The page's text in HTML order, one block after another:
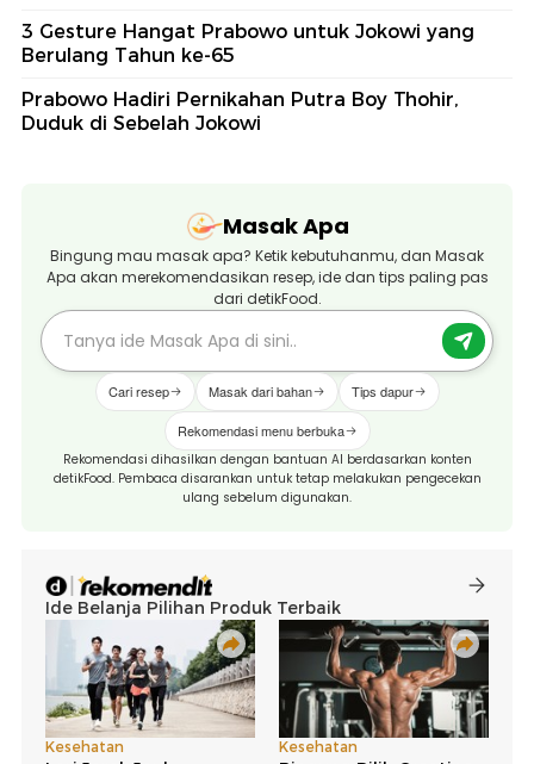
3 Gesture Hangat Prabowo untuk Jokowi yang
Berulang Tahun ke-65
Prabowo Hadiri Pernikahan Putra Boy Thohir,
Duduk di Sebelah Jokowi
Masak Apa
Bingung mau masak apa? Ketik kebutuhanmu, dan Masak
Apa akan merekomendasikan resep, ide dan tips paling pas
dari detikFood.
Cari resep Masak dari bahan Tips dapur
Rekomendasi menu berbuka
Rekomendasi dihasilkan dengan bantuan AI berdasarkan konten
detikFood. Pembaca disarankan untuk tetap melakukan pengecekan
ulang sebelum digunakan.